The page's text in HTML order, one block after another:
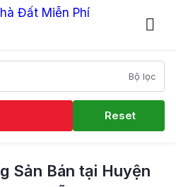
Bộ lọc
Reset
Sản Bán tại Huyện